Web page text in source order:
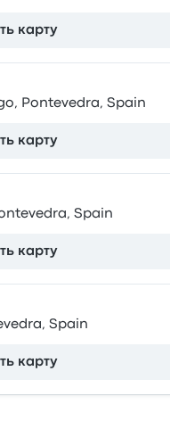
карту
Pontevedra, Spain
карту
Spain
карту
Spain
карту